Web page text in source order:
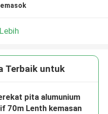
Terbaik untuk
pita alumunium
70m Lenth kemasan